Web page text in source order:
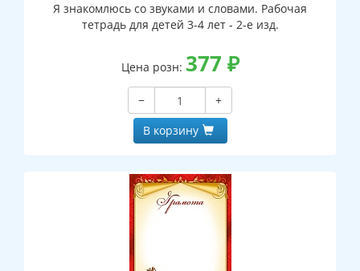
Я знакомлюсь со звуками и словами. Рабочая
тетрадь для детей 3-4 лет - 2-е изд.
Цена розн: 377 ₽
−
+
В корзину